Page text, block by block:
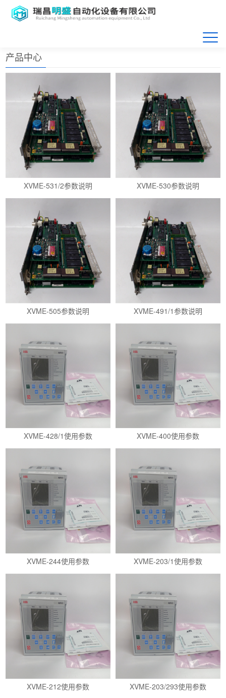
产品中心
XVME-531/2参数说明 XVME-530参数说明
XVME-505参数说明 XVME-491/1参数说明
XVME-428/1使用参数 XVME-400使用参数
XVME-244使用参数 XVME-203/1使用参数
XVME-212使用参数 XVME-203/293使用参数